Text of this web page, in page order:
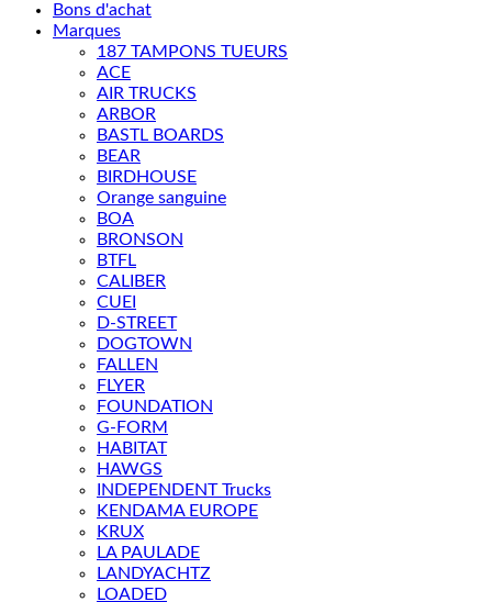
Bons d'achat
Marques
187 TAMPONS TUEURS
ACE
AIR TRUCKS
ARBOR
BASTL BOARDS
BEAR
BIRDHOUSE
Orange sanguine
BOA
BRONSON
BTFL
CALIBER
CUEI
D-STREET
DOGTOWN
FALLEN
FLYER
FOUNDATION
G-FORM
HABITAT
HAWGS
INDEPENDENT Trucks
KENDAMA EUROPE
KRUX
LA PAULADE
LANDYACHTZ
LOADED